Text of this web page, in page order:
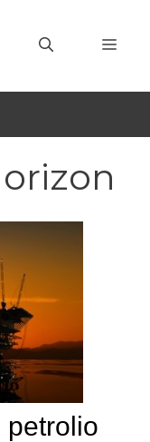
petrolio